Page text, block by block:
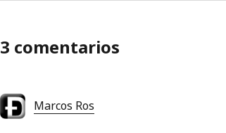
3 comentarios
Marcos Ros